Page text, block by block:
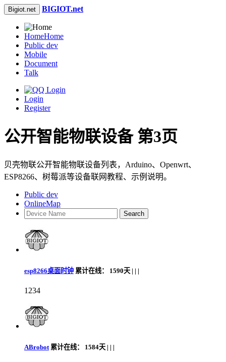
Bigiot.net BIGIOT.net
HomeHome
Public dev
Mobile
Document
Talk
Login
Register
公开智能物联设备 第3页
贝壳物联公开智能物联设备列表，Arduino、Openwrt、
ESP8266、树莓派等设备联网教程、示例说明。
Public dev
OnlineMap
Search
esp8266桌面时钟 累计在线： 1590天 | | |
1234
ABrobot累计在线： 1584天 | | |